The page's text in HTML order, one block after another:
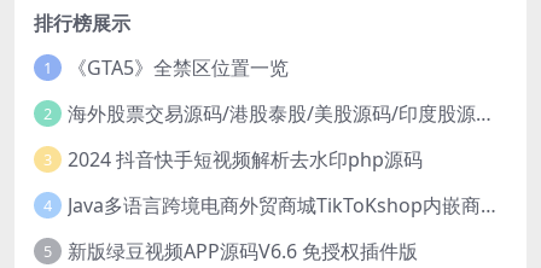
排行榜展示
1 《GTA5》全禁区位置一览
2 海外股票交易源码/港股泰股/美股源码/印度股源码/马拉西亚股票源码/国际股票配资
3 2024 抖音快手短视频解析去水印php源码
4 Java多语言跨境电商外贸商城TikToKshop内嵌商城I商家入驻I一键铺
5 新版绿豆视频APP源码V6.6 免授权插件版